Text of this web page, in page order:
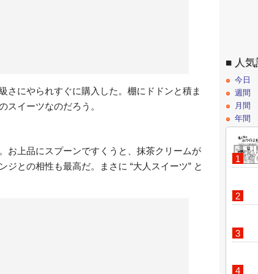
さにやられすぐに購入した。棚にドドンと積ま
スイーツなのだろう。
お上品にスプーンですくうと、抹茶クリームが
ジとの相性も最高だ。まさに “大人スイーツ” と
人
今日
週間
月間
年間